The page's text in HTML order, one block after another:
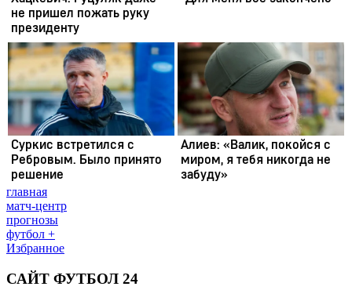
главная
матч-центр
прогнозы
футбол +
Избранное
САЙТ ФУТБОЛ 24